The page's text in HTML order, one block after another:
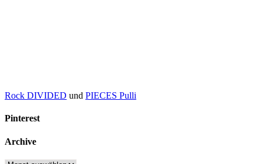
Rock DIVIDED und PIECES Pulli
Pinterest
Archive